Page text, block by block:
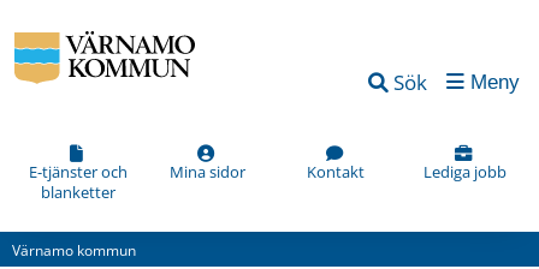
Sök Meny
E-tjänster och
blanketter
Mina sidor Kontakt Lediga jobb
Värnamo kommun